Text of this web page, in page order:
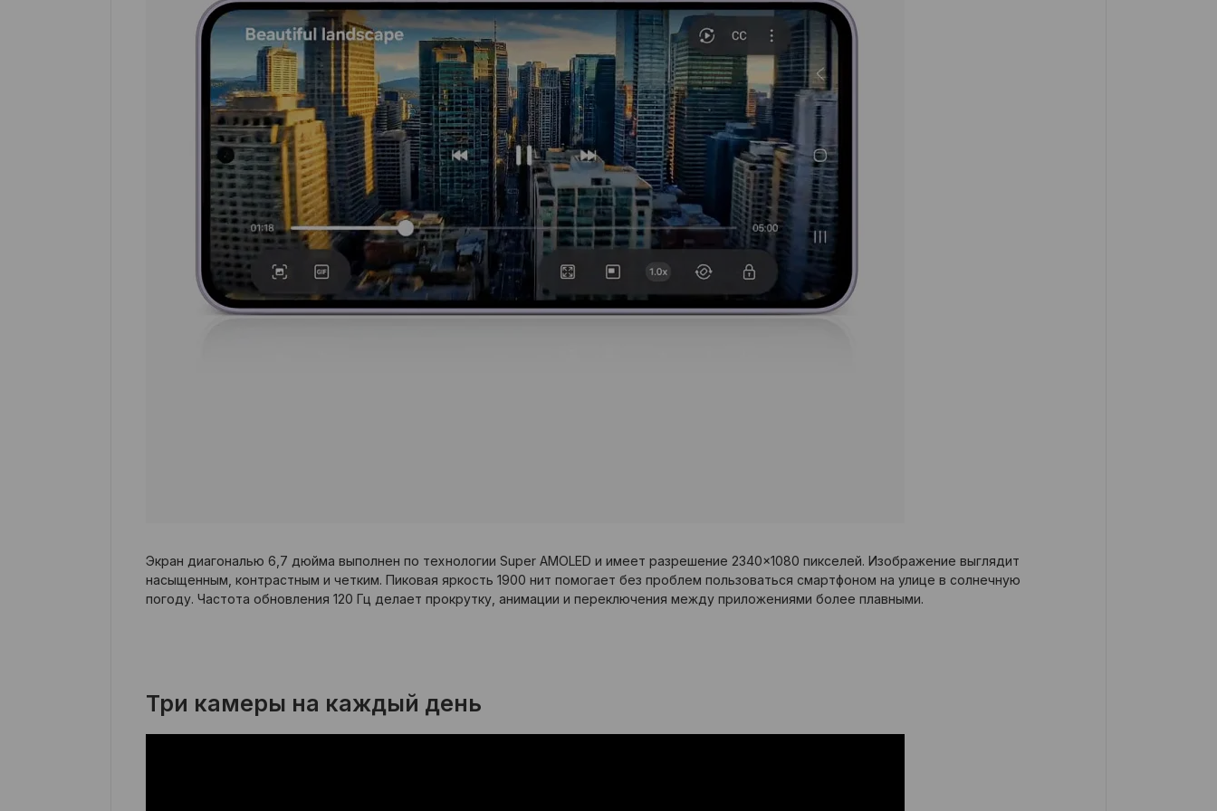
Экран диагональю 6,7 дюйма выполнен по технологии Super AMOLED и имеет разрешение 2340×1080 пикселей. Изображение выглядит
насыщенным, контрастным и четким. Пиковая яркость 1900 нит помогает без проблем пользоваться смартфоном на улице в солнечную
погоду. Частота обновления 120 Гц делает прокрутку, анимации и переключения между приложениями более плавными.
Три камеры на каждый день